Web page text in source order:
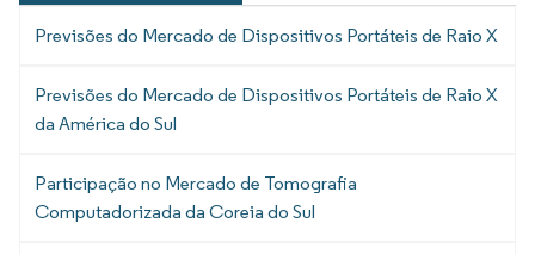
Previsões do Mercado de Dispositivos Portáteis de Raio X
Previsões do Mercado de Dispositivos Portáteis de Raio X
da América do Sul
Participação no Mercado de Tomografia
Computadorizada da Coreia do Sul